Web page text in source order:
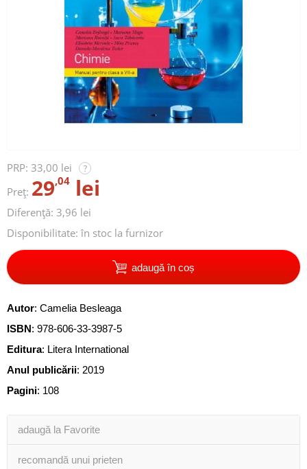
PRP: 33,00 lei ?
Preț: 29,04 lei
Diferență: 3,96 lei
Disponibilitate: în stoc la furnizor
adaugă în coș
Autor: Camelia Besleaga
ISBN: 978-606-33-3987-5
Editura: Litera International
Anul publicării: 2019
Pagini: 108
adaugă la Favorite
recomandă unui prieten